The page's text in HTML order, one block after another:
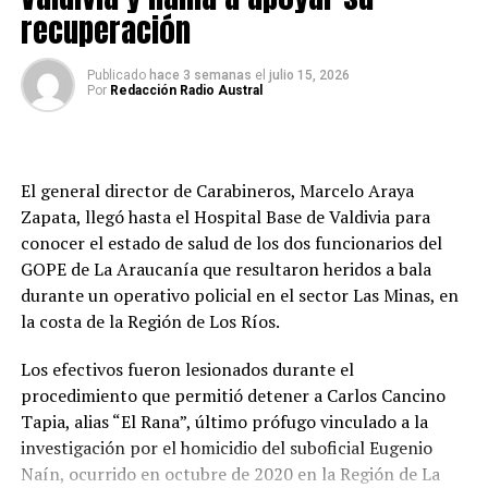
vehículos de doble tracción cuando sea indispensable
movilizarse y trasladar preventivamente a las personas
más vulnerables hacia zonas seguras si las condiciones lo
requieren.
Producto del ataque, dos funcionarios resultaron
heridos. Uno recibió un impacto balístico en el rostro y
permanece en estado grave, mientras que el segundo
fue lesionado en el abdomen y presenta una evolución
está en una situación de gravedad. Hay un segundo
funcionario del GOPE herido con un impacto de
proyectil en su abdomen, pero está en un estado de
menor gravedad que el primero”, señaló el fiscal Bustos.
El imputado también resultó herido durante el
siendo trasladado hasta el Hospital Base de Valdivia
fuera de riesgo vital.
Investigación por homicidio de Eugenio
recuperación
Publicado hace 3 semanas el julio 15, 2026
Por Redacción Radio Austral
El general director de Carabineros, Marcelo Araya
Zapata, llegó hasta el Hospital Base de Valdivia para
conocer el estado de salud de los dos funcionarios del
GOPE de La Araucanía que resultaron heridos a bala
durante un operativo policial en el sector Las Minas, en
la costa de la Región de Los Ríos.
Los efectivos fueron lesionados durante el
procedimiento que permitió detener a Carlos Cancino
Tapia, alias “El Rana”, último prófugo vinculado a la
investigación por el homicidio del suboficial Eugenio
Naín, ocurrido en octubre de 2020 en la Región de La